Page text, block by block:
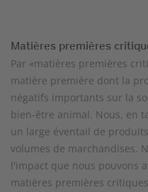
Matières premières
Par «matières premières
matière première dont la
négatifs importants sur la
bien-être animal. Nous, en
un large éventail de
volumes de marchandises.
l'impact que nous pouvons
matières premières